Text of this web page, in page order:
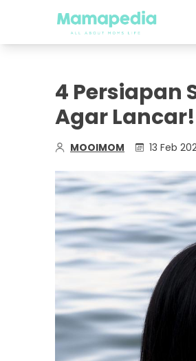
4 Persiapan
Agar Lancar!
MOOIMOM 13 Feb